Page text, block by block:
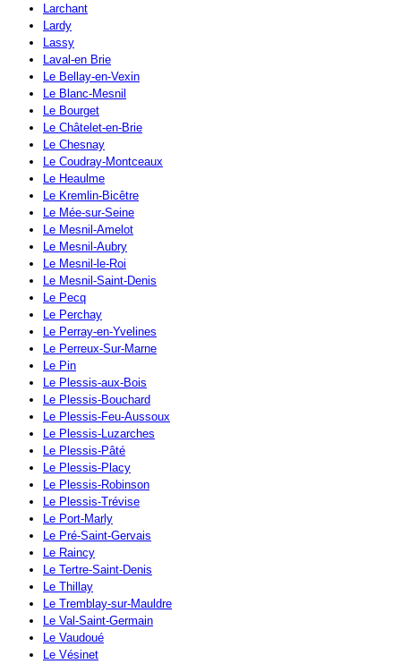
Larchant
Lardy
Lassy
Laval-en Brie
Le Bellay-en-Vexin
Le Blanc-Mesnil
Le Bourget
Le Châtelet-en-Brie
Le Chesnay
Le Coudray-Montceaux
Le Heaulme
Le Kremlin-Bicêtre
Le Mée-sur-Seine
Le Mesnil-Amelot
Le Mesnil-Aubry
Le Mesnil-le-Roi
Le Mesnil-Saint-Denis
Le Pecq
Le Perchay
Le Perray-en-Yvelines
Le Perreux-Sur-Marne
Le Pin
Le Plessis-aux-Bois
Le Plessis-Bouchard
Le Plessis-Feu-Aussoux
Le Plessis-Luzarches
Le Plessis-Pâté
Le Plessis-Placy
Le Plessis-Robinson
Le Plessis-Trévise
Le Port-Marly
Le Pré-Saint-Gervais
Le Raincy
Le Tertre-Saint-Denis
Le Thillay
Le Tremblay-sur-Mauldre
Le Val-Saint-Germain
Le Vaudoué
Le Vésinet